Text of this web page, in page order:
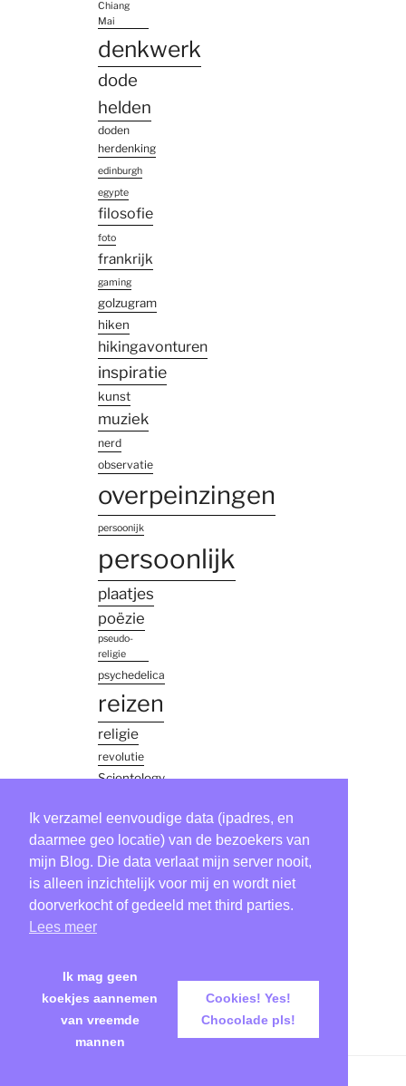
Chiang
Mai
denkwerk
dode
helden
doden
herdenking
edinburgh
egypte
filosofie
foto
frankrijk
gaming
golzugram
hiken
hikingavonturen
inspiratie
kunst
muziek
nerd
observatie
overpeinzingen
persoonijk
persoonlijk
plaatjes
poëzie
pseudo-
religie
psychedelica
reizen
religie
revolutie
Scientology
vinkenoog
thailand
Tool
verhaaltje
Ik verzamel eenvoudige data (ipadres, en
daarmee geo locatie) van de bezoekers van
mijn Blog. Die data verlaat mijn server nooit,
is alleen inzichtelijk voor mij en wordt niet
doorverkocht of gedeeld met third parties.
Lees meer
Ik mag geen
koekjes aannemen
van vreemde
mannen
Cookies! Yes!
Chocolade pls!